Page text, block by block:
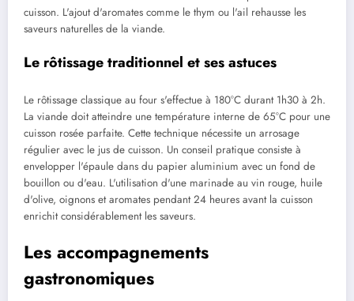
cuisson. L'ajout d'aromates comme le thym ou l'ail rehausse les
saveurs naturelles de la viande.
Le rôtissage traditionnel et ses astuces
Le rôtissage classique au four s'effectue à 180°C durant 1h30 à 2h.
La viande doit atteindre une température interne de 65°C pour une
cuisson rosée parfaite. Cette technique nécessite un arrosage
régulier avec le jus de cuisson. Un conseil pratique consiste à
envelopper l'épaule dans du papier aluminium avec un fond de
bouillon ou d'eau. L'utilisation d'une marinade au vin rouge, huile
d'olive, oignons et aromates pendant 24 heures avant la cuisson
enrichit considérablement les saveurs.
Les accompagnements
gastronomiques